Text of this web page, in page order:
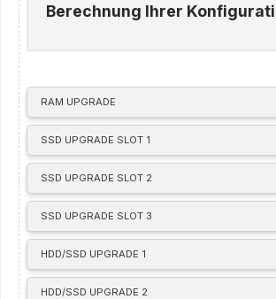
RAM UPGRADE
SSD UPGRADE SLOT 1
SSD UPGRADE SLOT 2
SSD UPGRADE SLOT 3
HDD/SSD UPGRADE 1
HDD/SSD UPGRADE 2
Berechnung Ihrer